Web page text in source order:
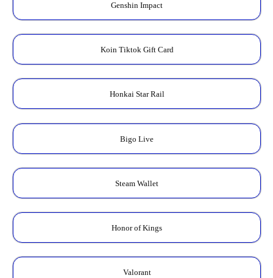
Genshin Impact
Koin Tiktok Gift Card
Honkai Star Rail
Bigo Live
Steam Wallet
Honor of Kings
Valorant